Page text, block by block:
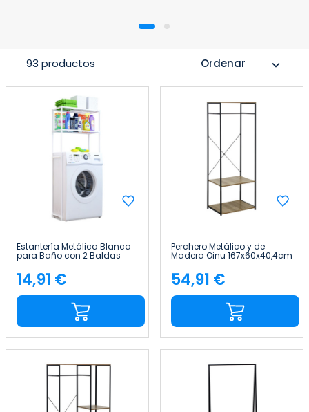
1
Ordenar expand_more
93 productos
Estantería Metálica Blanca
para Baño con 2 Baldas
Salva Obstáculos
68x28x169cm 20Kg 7house
Precio
14,91 €
Perchero Metálico y de
Madera Oinu 167x60x40,4cm
Precio
54,91 €